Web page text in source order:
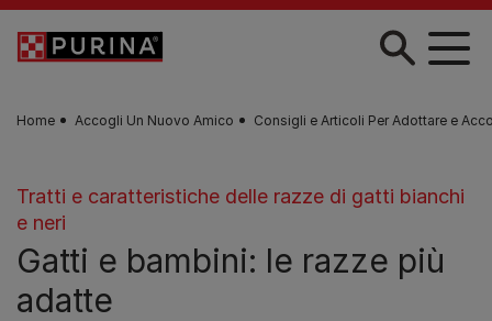
Skip to main content
Home Accogli Un Nuovo Amico Consigli e Articoli Per Adottare e
Tratti e caratteristiche delle razze di gatti bianchi
e neri
Gatti e bambini: le razze più
adatte